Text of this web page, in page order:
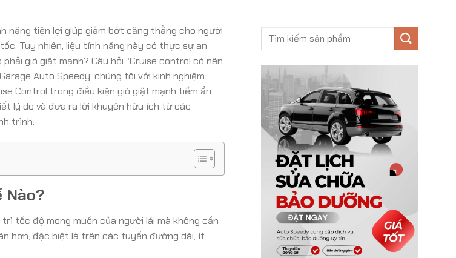
năng tiện lợi giúp giảm bớt căng thẳng cho người
Tuy nhiên, liệu tính năng này có thực sự an
gió giật mạnh? Câu hỏi “Cruise control có nên
Auto Speedy, chúng tôi với kinh nghiệm
Control trong điều kiện gió giật mạnh tiềm ẩn
lý do và đưa ra lời khuyên hữu ích từ các
trình.
Nào?
tốc độ mong muốn của người lái mà không cần
hơn, đặc biệt là trên các tuyến đường dài, ít